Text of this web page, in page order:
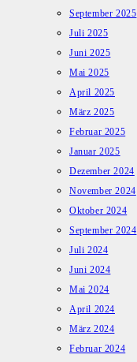
September 2025
Juli 2025
Juni 2025
Mai 2025
April 2025
März 2025
Februar 2025
Januar 2025
Dezember 2024
November 2024
Oktober 2024
September 2024
Juli 2024
Juni 2024
Mai 2024
April 2024
März 2024
Februar 2024